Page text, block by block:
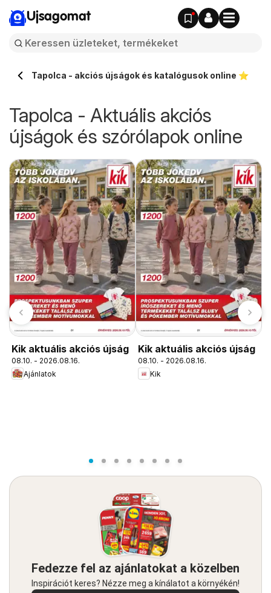
Ujsagomat
Tapolca - akciós újságok és katalógusok online ⭐️
Tapolca - Aktuális akciós
újságok és szórólapok online
Kik aktuális akciós újság
08.10. - 2026.08.16.
Ajánlatok
Kik aktuális akciós újság
08.10. - 2026.08.16.
Kik
Fedezze fel az ajánlatokat a közelben
Inspirációt keres? Nézze meg a kínálatot a környékén!